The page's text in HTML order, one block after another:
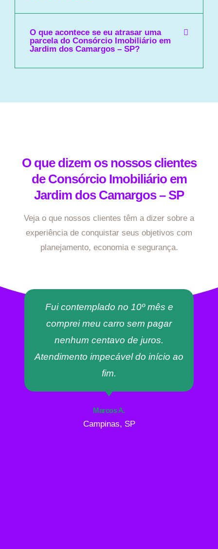
O que acontece se eu atrasar uma
parcela do Consórcio Imobiliário em
Jardim dos Camargos – SP?
O que dizem os nossos clientes
de Consórcio Imobiliário em
Jardim dos Camargos – SP
Veja o que nossos clientes têm a dizer sobre a
experiência de conquistar seus objetivos com
planejamento, economia e segurança.
Fui contemplado no 10º mês e
comprei meu carro sem pagar
nenhum centavo de juros.
Atendimento impecável do início ao
fim.
Marcos A.
Campinas, SP